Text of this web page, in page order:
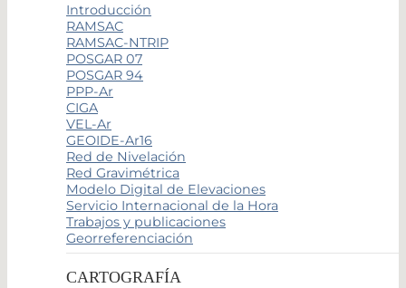
Introducción
RAMSAC
RAMSAC-NTRIP
POSGAR 07
POSGAR 94
PPP-Ar
CIGA
VEL-Ar
GEOIDE-Ar16
Red de Nivelación
Red Gravimétrica
Modelo Digital de Elevaciones
Servicio Internacional de la Hora
Trabajos y publicaciones
Georreferenciación
CARTOGRAFÍA